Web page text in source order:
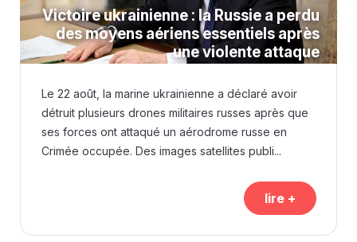
Victoire ukrainienne : la Russie a perdu
des moyens aériens essentiels après
une violente attaque
Le 22 août, la marine ukrainienne a déclaré avoir
détruit plusieurs drones militaires russes après que
ses forces ont attaqué un aérodrome russe en
Crimée occupée. Des images satellites publi...
lire +